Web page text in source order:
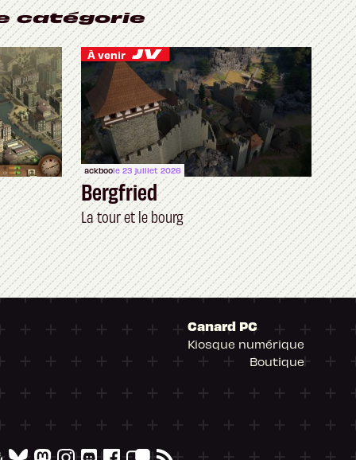
catégorie
À venir
ackboole 23 juillet 2026
Bergfried
La tour et le bourg
Canard PC
Kiosque numérique
Boutique
la conformité avec les